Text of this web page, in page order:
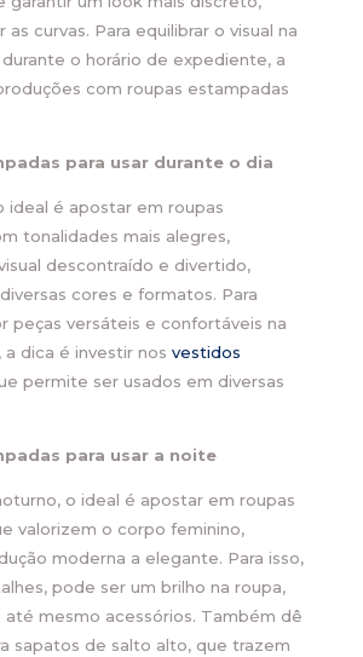
as curvas. Para equilibrar o visual na
o horário de expediente, a
com roupas estampadas
para usar durante o dia
ideal é apostar em roupas
tonalidades mais alegres,
descontraído e divertido,
cores e formatos. Para
peças versáteis e confortáveis na
a dica é investir nos vestidos
permite ser usados em diversas
para usar a noite
o ideal é apostar em roupas
valorizem o corpo feminino,
moderna a elegante. Para isso,
pode ser um brilho na roupa,
mesmo acessórios. Também dê
sapatos de salto alto, que trazem